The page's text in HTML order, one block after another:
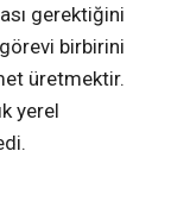
gerektiğini
birbirini
üretmektir.
yerel